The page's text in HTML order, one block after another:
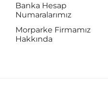
Banka Hesap
Numaralarımız
Morparke Firmamız
Hakkında